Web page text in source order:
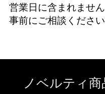
営業日に含まれませ
事前にご相談ください
ノベルティ商